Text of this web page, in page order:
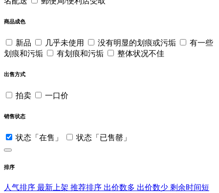
商品成色
新品 几乎未使用 没有明显的划痕或污垢
有一些
划痕和污垢
有划痕和污垢 整体状况不佳
出售方式
拍卖 一口价
销售状态
状态「在售」 状态「已售罄」
排序
人气排序 最新上架 推荐排序 出价数多 出价数少 剩余时间短